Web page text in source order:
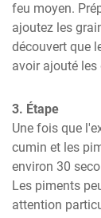
feu moyen.
ajoutez les
découvert que
avoir ajouté les
3. Étape
Une fois que
cumin et les
environ 30
Les piments
attention